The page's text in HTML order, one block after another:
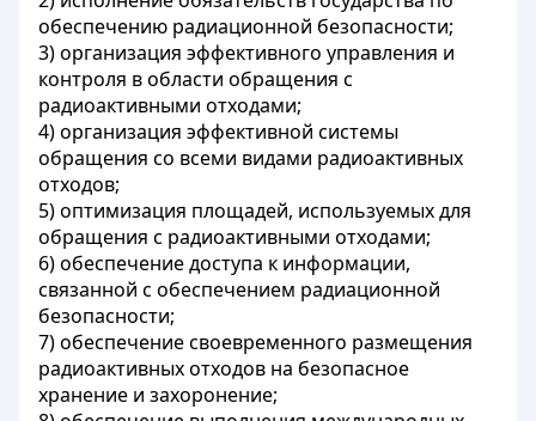
обеспечению радиационной безопасности;
3) организация эффективного управления и
контроля в области обращения с
радиоактивными отходами;
4) организация эффективной системы
обращения со всеми видами радиоактивных
отходов;
5) оптимизация площадей, используемых для
обращения с радиоактивными отходами;
6) обеспечение доступа к информации,
связанной с обеспечением радиационной
безопасности;
7) обеспечение своевременного размещения
радиоактивных отходов на безопасное
хранение и захоронение;